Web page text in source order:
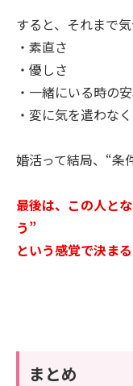
すると、それまで
・素直さ
・優しさ
・一緒にいる時の
・変に気を遣わな
婚活って結局、“条
最後は、この人と
う”
という感覚で決まる
まとめ